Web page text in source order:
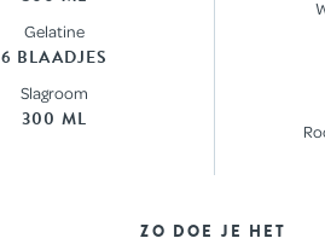
Gelatine
6 BLAADJES
Slagroom
300 ML
ZO DOE JE HET